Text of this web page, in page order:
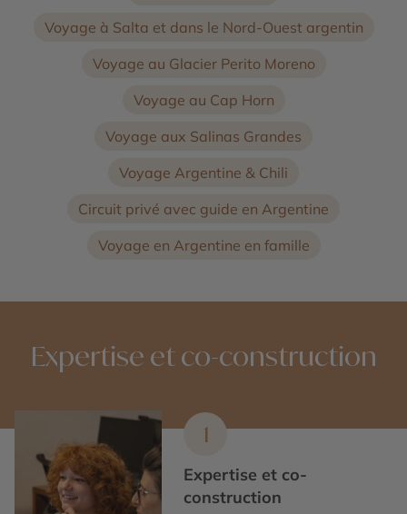
Voyage à Salta et dans le Nord-Ouest argentin
Voyage au Glacier Perito Moreno
Voyage au Cap Horn
Voyage aux Salinas Grandes
Voyage Argentine & Chili
Circuit privé avec guide en Argentine
Voyage en Argentine en famille
Expertise et co-construction
1
Expertise et co-
construction